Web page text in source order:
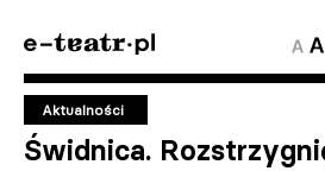
Aktualności
Świdnica.